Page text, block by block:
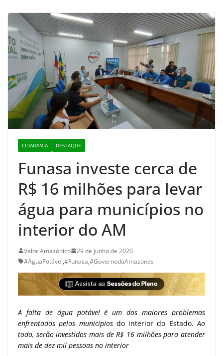
CIDADANIA DESTAQUE
Funasa investe cerca de
R$ 16 milhões para levar
água para municípios no
interior do AM
Valor Amazônico
29 de junho de 2020
#ÁguaPotável,#Funasa,#GovernodoAmazonas
A falta de água potável é um dos maiores problemas
enfrentados pelos municípiosdo interior do Estado.Ao
todo, serão investidos mais de R$ 16 milhões para atender
mais de dez mil pessoas no interior